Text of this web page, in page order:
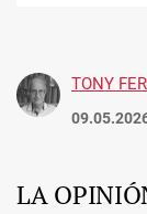
TONY
LA